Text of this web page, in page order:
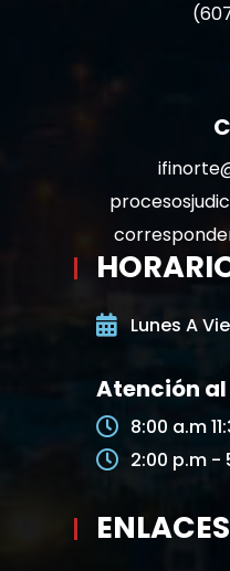
Lunes A
Atención
8:00 a.m
2:00 p.m -